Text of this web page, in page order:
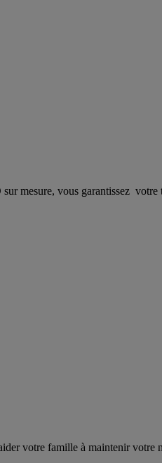
mesure, vous garantissez
votre famille à maintenir votre